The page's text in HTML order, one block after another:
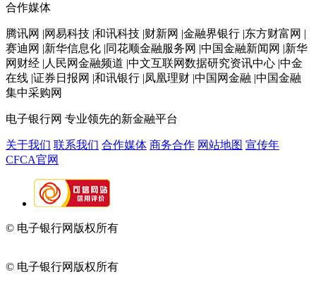
合作媒体
腾讯网 |网易科技 |和讯科技 |财新网 |金融界银行 |东方财富网 |
赛迪网 |新华信息化 |同花顺金融服务网 |中国金融新闻网 |新华
网财经 |人民网金融频道 |中文互联网数据研究资讯中心 |中金
在线 |证券日报网 |和讯银行 |凤凰理财 |中国网金融 |中国金融
集中采购网
电子银行网 专业领先的新金融平台
关于我们 联系我们 合作媒体 商务合作 网站地图 宣传年
CFCA官网
© 电子银行网版权所有
© 电子银行网版权所有